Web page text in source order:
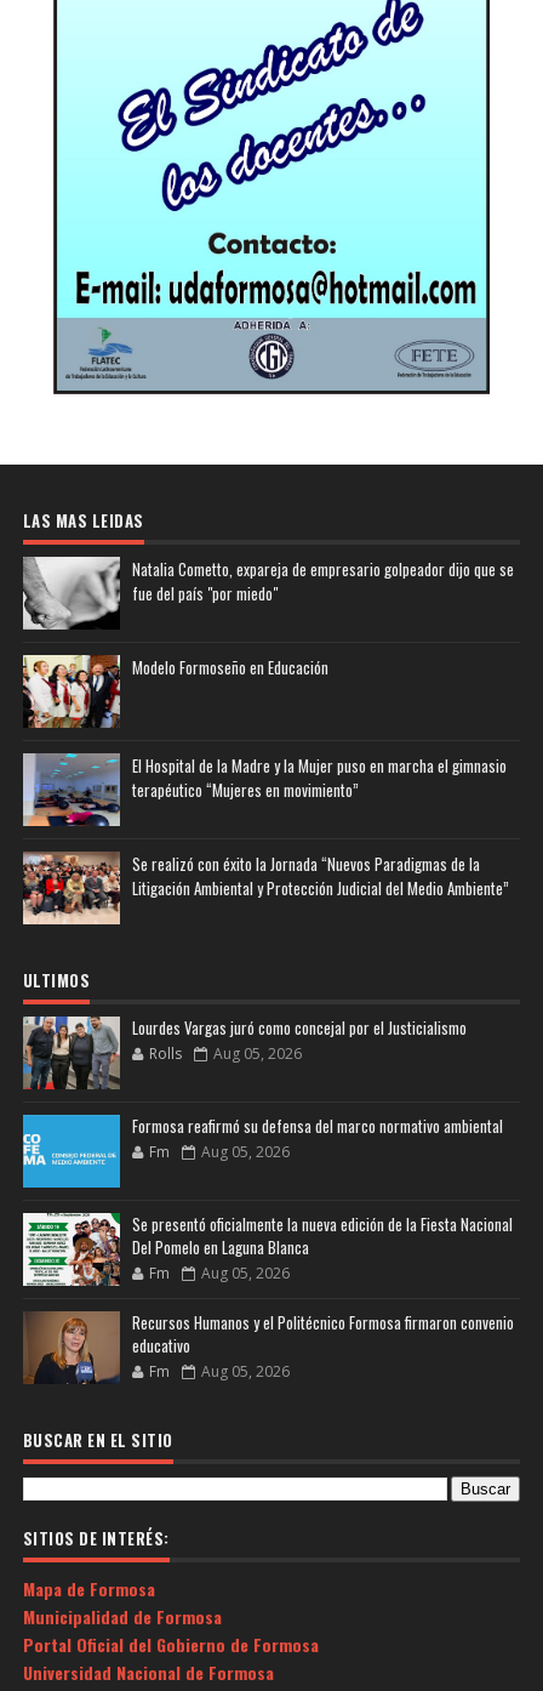
LAS MAS LEIDAS
Natalia Cometto, expareja de empresario golpeador dijo que se
fue del país "por miedo"
Modelo Formoseño en Educación
El Hospital de la Madre y la Mujer puso en marcha el gimnasio
terapéutico “Mujeres en movimiento”
Se realizó con éxito la Jornada “Nuevos Paradigmas de la
Litigación Ambiental y Protección Judicial del Medio Ambiente”
ULTIMOS
Lourdes Vargas juró como concejal por el Justicialismo
Rolls Aug 05, 2026
Formosa reafirmó su defensa del marco normativo ambiental
Fm Aug 05, 2026
Se presentó oficialmente la nueva edición de la Fiesta Nacional
Del Pomelo en Laguna Blanca
Fm Aug 05, 2026
Recursos Humanos y el Politécnico Formosa firmaron convenio
educativo
Fm Aug 05, 2026
BUSCAR EN EL SITIO
SITIOS DE INTERÉS:
Mapa de Formosa
Municipalidad de Formosa
Portal Oficial del Gobierno de Formosa
Universidad Nacional de Formosa